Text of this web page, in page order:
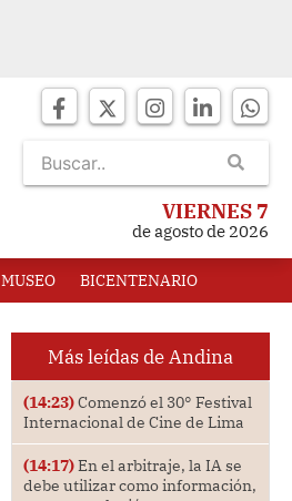
VIERNES 7
de agosto de 2026
MUSEO BICENTENARIO
Más leídas de Andina
(14:23)Comenzó el 30° Festival
Internacional de Cine de Lima
(14:17)En el arbitraje, la IA se
debe utilizar como información,